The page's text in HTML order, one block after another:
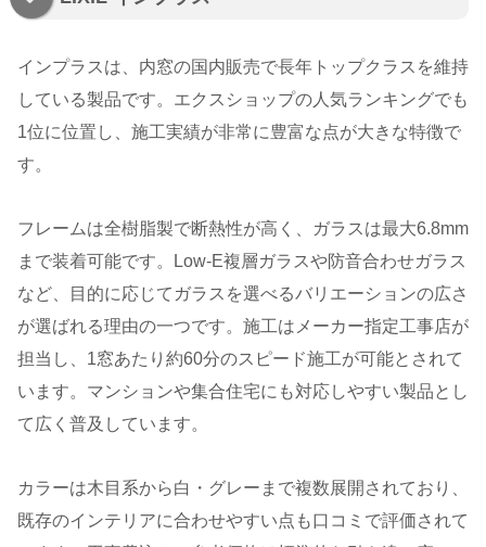
インプラスは、内窓の国内販売で長年トップクラスを維持
している製品です。エクスショップの人気ランキングでも
1位に位置し、施工実績が非常に豊富な点が大きな特徴で
す。
フレームは全樹脂製で断熱性が高く、ガラスは最大6.8mm
まで装着可能です。Low-E複層ガラスや防音合わせガラス
など、目的に応じてガラスを選べるバリエーションの広さ
が選ばれる理由の一つです。施工はメーカー指定工事店が
担当し、1窓あたり約60分のスピード施工が可能とされて
います。マンションや集合住宅にも対応しやすい製品とし
て広く普及しています。
カラーは木目系から白・グレーまで複数展開されており、
既存のインテリアに合わせやすい点も口コミで評価されて